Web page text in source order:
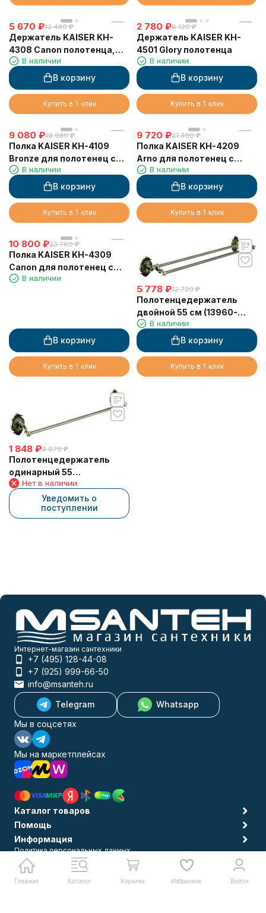
5 670 ₽12 480 ₽
Держатель KAISER KH-
4308 Canon полотенца,
двойной
В наличии
В корзину
Купить в 1 клик
2 780 ₽6 120 ₽
Держатель KAISER KH-
4501 Glory полотенца
В наличии
В корзину
Купить в 1 клик
9 080 ₽19 980 ₽
Полка KAISER KH-4109
Bronze для полотенец с
держателем
В наличии
В корзину
Купить в 1 клик
9 720 ₽21 390 ₽
Полка KAISER KH-4209
Arno для полотенец с
держателем
В наличии
В корзину
Купить в 1 клик
10 800 ₽23 760 ₽
Полка KAISER KH-4309
Canon для полотенец с
держателем
В наличии
В корзину
Купить в 1 клик
5 778 ₽12 720 ₽
Полотенцедержатель
двойной 55 см (13960-
2/BRONZE)
В наличии
В корзину
Купить в 1 клик
1 848 ₽4 070 ₽
Полотенцедержатель
одинарный 55
см(13960/BRONZE)
Нет в наличии
Уведомить о
поступлении
Главная Каталог Корзина Избранное Войти
Интернет-магазин сантехники
+7 (495) 128-44-08
+7 (925) 999-66-50
info@msanteh.ru
Telegram
Whatsapp
Мы в соцсетях
Мы на маркетплейсах
Каталог товаров
Помощь
Информация
Политика персональных данных
© 2009-2026 MSANTEH